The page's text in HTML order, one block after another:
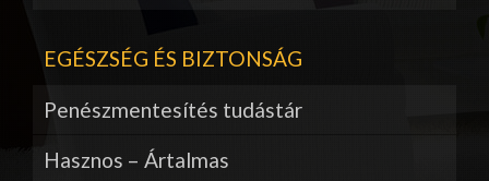
EGÉSZSÉG ÉS BIZTONSÁG
Penészmentesítés tudástár
Hasznos – Ártalmas